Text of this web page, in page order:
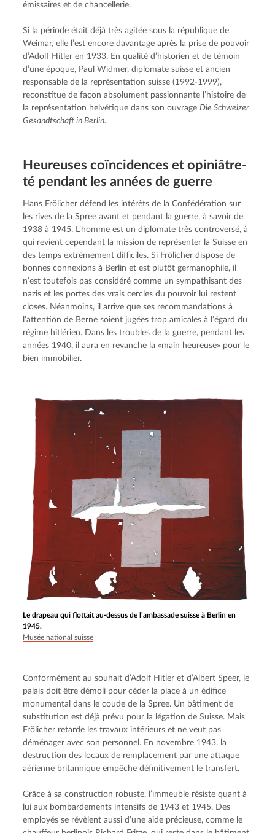
émissaires et de chancellerie.
Si la période était déjà très agitée sous la république de
Weimar, elle l’est encore davantage après la prise de pouvoir
d’Adolf Hitler en 1933. En qualité d’historien et de témoin
d’une époque, Paul Widmer, diplomate suisse et ancien
responsable de la représentation suisse (1992-1999),
reconstitue de façon absolument passionnante l’histoire de
la représentation helvétique dans son ouvrage Die Schweizer
Gesandtschaft in Berlin.
Heureuses coïnci­dences et opiniâ­tre­
té pendant les années de guerre
Hans Frölicher défend les intérêts de la Confédération sur
les rives de la Spree avant et pendant la guerre, à savoir de
1938 à 1945. L’homme est un diplomate très controversé, à
qui revient cependant la mission de représenter la Suisse en
des temps extrêmement difficiles. Si Frölicher dispose de
bonnes connexions à Berlin et est plutôt germanophile, il
n’est toutefois pas considéré comme un sympathisant des
nazis et les portes des vrais cercles du pouvoir lui restent
closes. Néanmoins, il arrive que ses recommandations à
l’attention de Berne soient jugées trop amicales à l’égard du
régime hitlérien. Dans les troubles de la guerre, pendant les
années 1940, il aura en revanche la «main heureuse» pour le
bien immobilier.
Le drapeau qui flottait au-dessus de l’ambassade suisse à Berlin en
1945.
Musée national suisse
Conformément au souhait d’Adolf Hitler et d’Albert Speer, le
palais doit être démoli pour céder la place à un édifice
monumental dans le coude de la Spree. Un bâtiment de
substitution est déjà prévu pour la légation de Suisse. Mais
Frölicher retarde les travaux intérieurs et ne veut pas
déménager avec son personnel. En novembre 1943, la
destruction des locaux de remplacement par une attaque
aérienne britannique empêche définitivement le transfert.
Grâce à sa construction robuste, l’immeuble résiste quant à
lui aux bombardements intensifs de 1943 et 1945. Des
employés se révèlent aussi d’une aide précieuse, comme le